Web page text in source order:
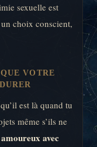
sexuelle est
choix conscient,
VOTRE
est là quand tu
même s’ils ne
avec